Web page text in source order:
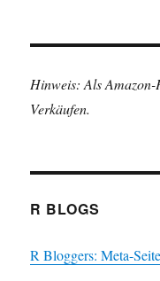
Hinweis: Als
Verkäufen.
R BLOGS
R Bloggers: Meta-